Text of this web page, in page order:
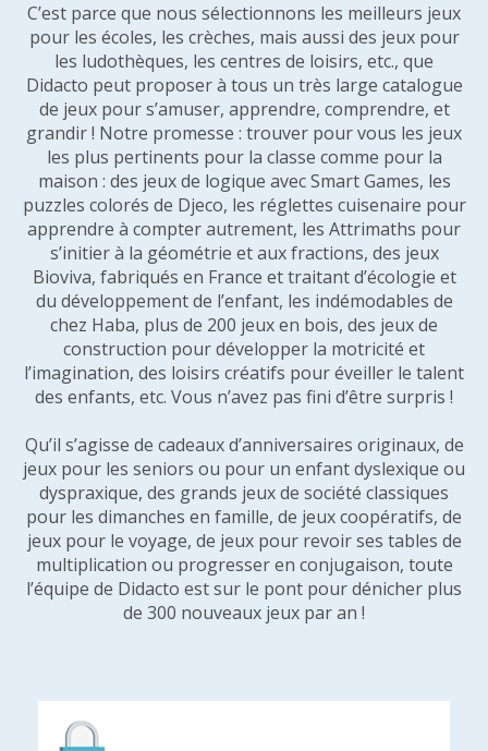
C’est parce que nous sélectionnons les meilleurs jeux
pour les écoles, les crèches, mais aussi des jeux pour
les ludothèques, les centres de loisirs, etc., que
Didacto peut proposer à tous un très large catalogue
de jeux pour s’amuser, apprendre, comprendre, et
grandir ! Notre promesse : trouver pour vous les jeux
les plus pertinents pour la classe comme pour la
maison : des jeux de logique avec Smart Games, les
puzzles colorés de Djeco, les réglettes cuisenaire pour
apprendre à compter autrement, les Attrimaths pour
s’initier à la géométrie et aux fractions, des jeux
Bioviva, fabriqués en France et traitant d’écologie et
du développement de l’enfant, les indémodables de
chez Haba, plus de 200 jeux en bois, des jeux de
construction pour développer la motricité et
l’imagination, des loisirs créatifs pour éveiller le talent
des enfants, etc. Vous n’avez pas fini d’être surpris !
Qu’il s’agisse de cadeaux d’anniversaires originaux, de
jeux pour les seniors ou pour un enfant dyslexique ou
dyspraxique, des grands jeux de société classiques
pour les dimanches en famille, de jeux coopératifs, de
jeux pour le voyage, de jeux pour revoir ses tables de
multiplication ou progresser en conjugaison, toute
l’équipe de Didacto est sur le pont pour dénicher plus
de 300 nouveaux jeux par an !